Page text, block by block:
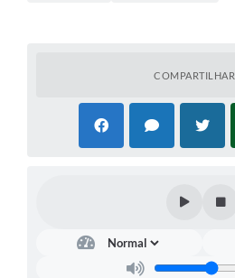
COMPARTILHAR